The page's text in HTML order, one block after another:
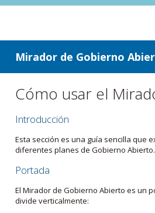
ir a contenido
ir al menú
Mirador de Gobierno
Cómo usar el
Introducción
Esta sección es una guía sencilla que
diferentes planes de Gobierno Abierto.
Portada
El Mirador de Gobierno Abierto es un
divide verticalmente: